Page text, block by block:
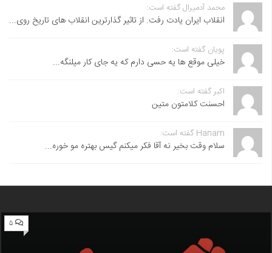
محمد آدمیرال گفته است:
انقلاب ایران یادت رفت. از تاثیر گذارترین انقلاب های تاریخ روی...
پویان گفته است:
خیلی موقع ها یه حسی دارم که یه جای کار میلنگه...
اکبر گفته است:
احسنت ‌کلامتون متین
Hanam گفته است:
سلام وقت بخیر نه آقا فکر میکنم گیس بهتره مو خوره...
۵